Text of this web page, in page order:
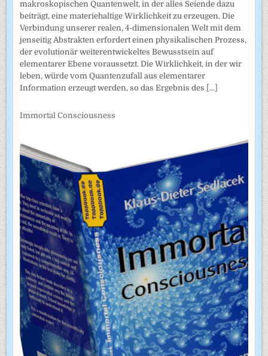
makroskopischen Quantenwelt, in der alles Seiende dazu
beiträgt, eine materiehaltige Wirklichkeit zu erzeugen. Die
Verbindung unserer realen, 4-dimensionalen Welt mit dem
jenseitig Abstrakten erfordert einen physikalischen Prozess,
der evolutionär weiterentwickeltes Bewusstsein auf
elementarer Ebene voraussetzt. Die Wirklichkeit, in der wir
leben, würde vom Quantenzufall aus elementarer
Information erzeugt werden, so das Ergebnis des [...]
Immortal Consciousness